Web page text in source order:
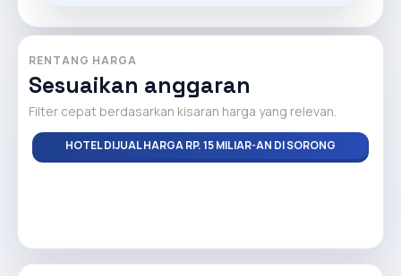
RENTANG HARGA
Sesuaikan anggaran
Filter cepat berdasarkan kisaran harga yang relevan.
HOTEL DIJUAL HARGA RP. 15 MILIAR-AN DI SORONG